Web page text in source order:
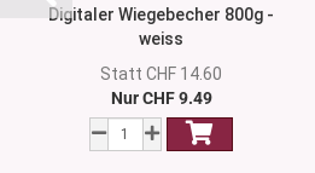
Digitaler Wiegebecher 800g -
weiss
Statt CHF 14.60
Nur CHF 9.49